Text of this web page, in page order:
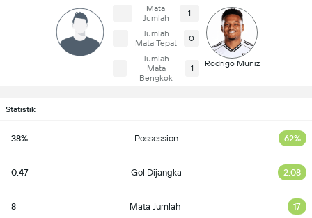
Mata
Jumlah
1
Jumlah
Mata Tepat
0
Jumlah
Mata
Bengkok
1 Rodrigo Muniz
Statistik
38% Possession 62%
0.47 Gol Dijangka 2.08
8 Mata Jumlah 17